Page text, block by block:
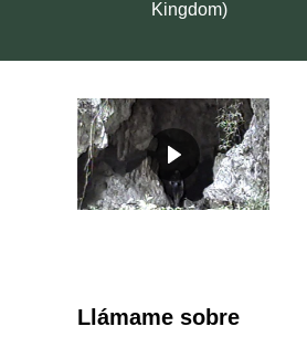
Llámame sobre